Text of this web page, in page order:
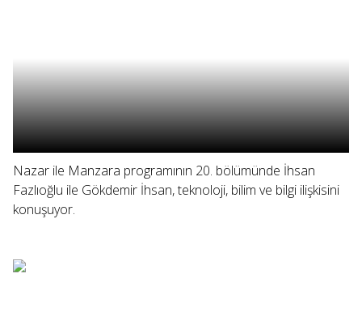
Nazar ile Manzara programının 20. bölümünde İhsan
Fazlıoğlu ile Gökdemir İhsan, teknoloji, bilim ve bilgi ilişkisini
konuşuyor.